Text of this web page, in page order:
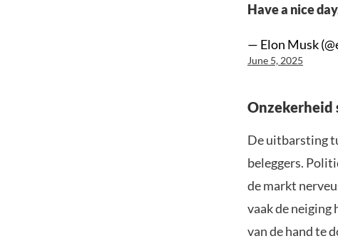
Have a nice
— Elon Musk
June 5, 2025
Onzekerheid
De uitbarsting
beleggers.
de markt
vaak de neiging
van de hand te